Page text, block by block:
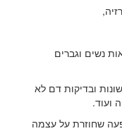
נשים וגברים
ובדיקות דם לא
ועוד.
שחוזרת על עצמה